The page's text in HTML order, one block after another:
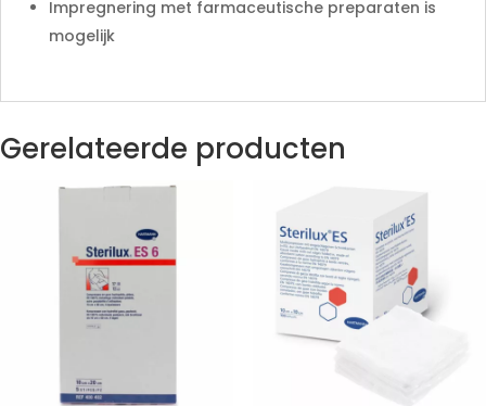
Impregnering met farmaceutische preparaten is
mogelijk
Gerelateerde producten